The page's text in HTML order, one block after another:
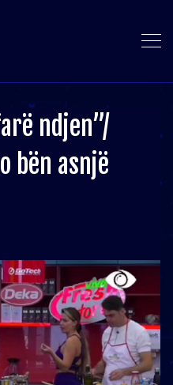
ndjen”/
bën asnjë